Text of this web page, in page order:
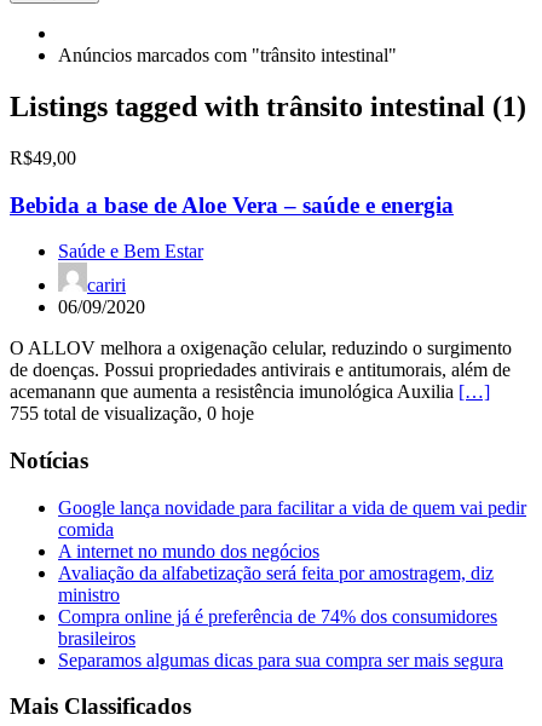
Anúncios marcados com "trânsito intestinal"
Listings tagged with trânsito intestinal (1)
R$49,00
Bebida a base de Aloe Vera – saúde e energia
Saúde e Bem Estar
cariri
06/09/2020
O ALLOV melhora a oxigenação celular, reduzindo o surgimento
de doenças. Possui propriedades antivirais e antitumorais, além de
acemanann que aumenta a resistência imunológica Auxilia […]
755 total de visualização, 0 hoje
Notícias
Google lança novidade para facilitar a vida de quem vai pedir
comida
A internet no mundo dos negócios
Avaliação da alfabetização será feita por amostragem, diz
ministro
Compra online já é preferência de 74% dos consumidores
brasileiros
Separamos algumas dicas para sua compra ser mais segura
Mais Classificados